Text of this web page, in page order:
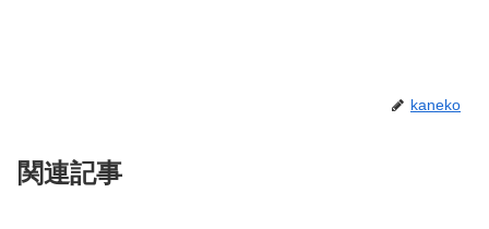
kaneko
関連記事